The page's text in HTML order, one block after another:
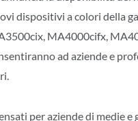
dispositivi a colori della
MA4000cifx,
ad aziende e
per aziende di medie